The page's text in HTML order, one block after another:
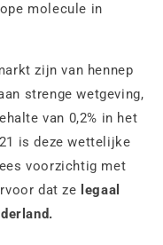
molecule in
zijn van hennep
strenge wetgeving,
van 0,2% in het
is deze wettelijke
voorzichtig met
dat ze legaal